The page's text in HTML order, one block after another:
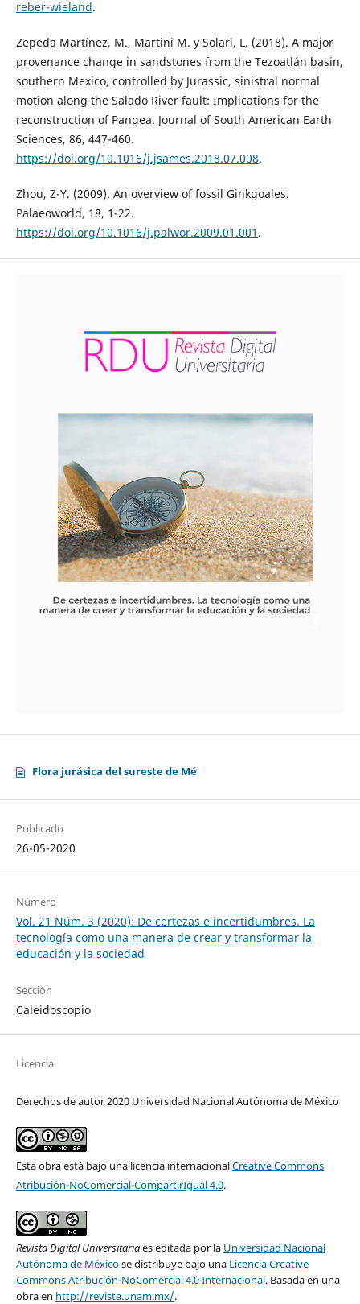
reber-wieland.
Zepeda Martínez, M., Martini M. y Solari, L. (2018). A major
provenance change in sandstones from the Tezoatlán basin,
southern Mexico, controlled by Jurassic, sinistral normal
motion along the Salado River fault: Implications for the
reconstruction of Pangea. Journal of South American Earth
Sciences, 86, 447-460.
https://doi.org/10.1016/j.jsames.2018.07.008.
Zhou, Z-Y. (2009). An overview of fossil Ginkgoales.
Palaeoworld, 18, 1-22.
https://doi.org/10.1016/j.palwor.2009.01.001 .
Flora jurásica del sureste de Mé
Publicado
26-05-2020
Número
Vol. 21 Núm. 3 (2020): De certezas e incertidumbres. La
tecnología como una manera de crear y transformar la
educación y la sociedad
Sección
Caleidoscopio
Licencia
Derechos de autor 2020 Universidad Nacional Autónoma de México
Esta obra está bajo una licencia internacionalCreative Commons
Atribución-NoComercial-CompartirIgual 4.0.
Revista Digital Universitariaes editada por la Universidad Nacional
Autónoma de Méxicose distribuye bajo una Licencia Creative
Commons Atribución-NoComercial 4.0 Internacional. Basada en una
obra en http://revista.unam.mx/.